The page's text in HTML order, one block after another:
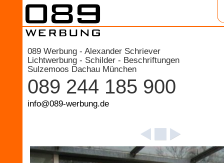
089 Werbung - Alexander Schriever
Lichtwerbung - Schilder - Beschriftungen
Sulzemoos Dachau München
089 244 185 900
info@089-werbung.de